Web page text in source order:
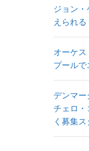
ジョン
えられる
オーケ
プールで
デンマー
チェロ・
く募集ス